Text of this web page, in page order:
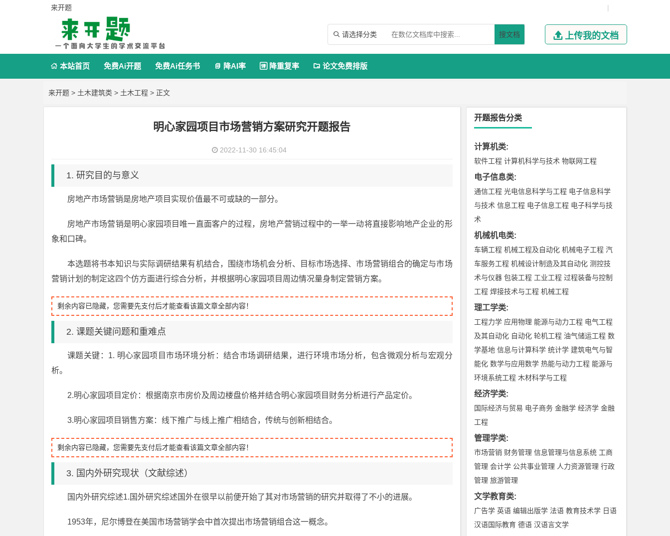
来开题 |
 请选择分类 搜文档  上传我的文档
 本站首页 免费Ai开题 免费Ai任务书  降AI率  降重复率  论文免费排版
来开题 > 土木建筑类 > 土木工程 > 正文
明心家园项目市场营销方案研究开题报告
2022-11-30 16:45:04
1. 研究目的与意义
房地产市场营销是房地产项目实现价值最不可或缺的一部分。
房地产市场营销是明心家园项目唯一直面客户的过程，房地产营销过程中的一举一动将直接影响地产企业的形
象和口碑。
本选题将书本知识与实际调研结果有机结合，围绕市场机会分析、目标市场选择、市场营销组合的确定与市场
营销计划的制定这四个仿方面进行综合分析，并根据明心家园项目周边情况量身制定营销方案。
剩余内容已隐藏，您需要先支付后才能查看该篇文章全部内容！
2. 课题关键问题和重难点
课题关键：1. 明心家园项目市场环境分析：结合市场调研结果，进行环境市场分析，包含微观分析与宏观分
析。
2.明心家园项目定价：根据南京市房价及周边楼盘价格并结合明心家园项目财务分析进行产品定价。
3.明心家园项目销售方案：线下推广与线上推广相结合，传统与创新相结合。
剩余内容已隐藏，您需要先支付后才能查看该篇文章全部内容！
3. 国内外研究现状（文献综述）
国内外研究综述1.国外研究综述国外在很早以前便开始了其对市场营销的研究并取得了不小的进展。
1953年，尼尔博登在美国市场营销学会中首次提出市场营销组合这一概念。
开题报告分类
计算机类:
软件工程 计算机科学与技术 物联网工程
电子信息类:
通信工程 光电信息科学与工程 电子信息科学
与技术 信息工程 电子信息工程 电子科学与技
术
机械机电类:
车辆工程 机械工程及自动化 机械电子工程 汽
车服务工程 机械设计制造及其自动化 测控技
术与仪器 包装工程 工业工程 过程装备与控制
工程 焊接技术与工程 机械工程
理工学类:
工程力学 应用物理 能源与动力工程 电气工程
及其自动化 自动化 轮机工程 油气储运工程 数
学基地 信息与计算科学 统计学 建筑电气与智
能化 数学与应用数学 热能与动力工程 能源与
环境系统工程 木材科学与工程
经济学类:
国际经济与贸易 电子商务 金融学 经济学 金融
工程
管理学类:
市场营销 财务管理 信息管理与信息系统 工商
管理 会计学 公共事业管理 人力资源管理 行政
管理 旅游管理
文学教育类:
广告学 英语 编辑出版学 法语 教育技术学 日语
汉语国际教育 德语 汉语言文学